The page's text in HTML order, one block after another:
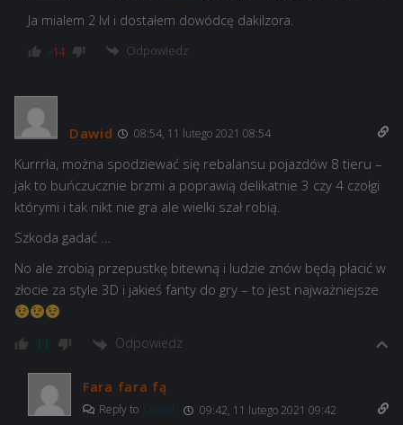
Ja mialem 2 lvl i dostałem dowódcę dakilzora.
-14 Odpowiedz
Dawid 08:54, 11 lutego 2021 08:54
Kurrrła, można spodziewać się rebalansu pojazdów 8 tieru –
jak to buńczucznie brzmi a poprawią delikatnie 3 czy 4 czołgi
którymi i tak nikt nie gra ale wielki szał robią.
Szkoda gadać …
No ale zrobią przepustkę bitewną i ludzie znów będą płacić w
złocie za style 3D i jakieś fanty do gry – to jest najważniejsze
11 Odpowiedz
Fara fara fą
Reply to Dawid 09:42, 11 lutego 2021 09:42